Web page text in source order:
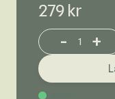
279 kr
Increase or
- +